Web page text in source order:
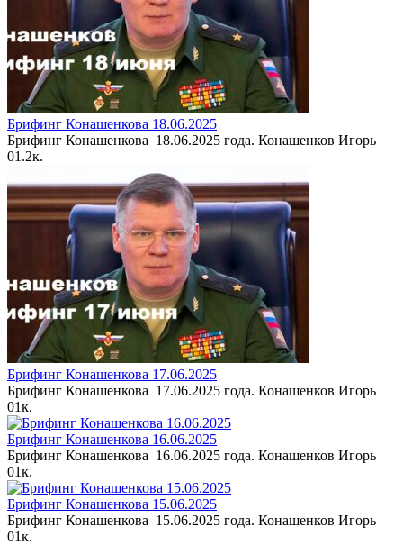
Брифинг Конашенкова 18.06.2025
Брифинг Конашенкова 18.06.2025 года. Конашенков Игорь
01.2к.
Брифинг Конашенкова 17.06.2025
Брифинг Конашенкова 17.06.2025 года. Конашенков Игорь
01к.
Брифинг Конашенкова 16.06.2025
Брифинг Конашенкова 16.06.2025 года. Конашенков Игорь
01к.
Брифинг Конашенкова 15.06.2025
Брифинг Конашенкова 15.06.2025 года. Конашенков Игорь
01к.